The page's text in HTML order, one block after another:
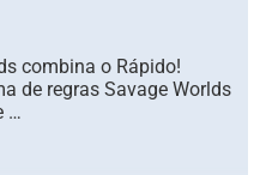
combina o Rápido!
de regras Savage Worlds
…